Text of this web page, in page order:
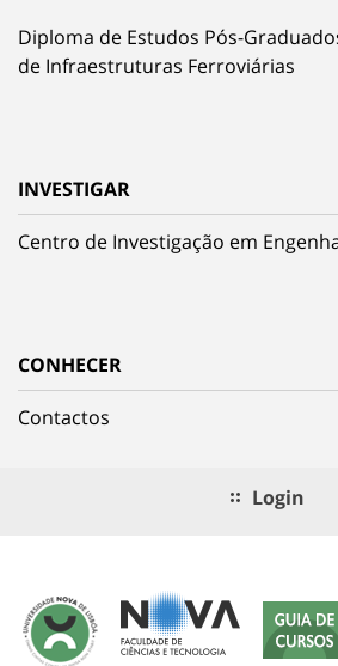
Diploma de Estudos Pós-
de Infraestruturas Ferroviárias
INVESTIGAR
Centro de Investigação em
CONHECER
Contactos
Login